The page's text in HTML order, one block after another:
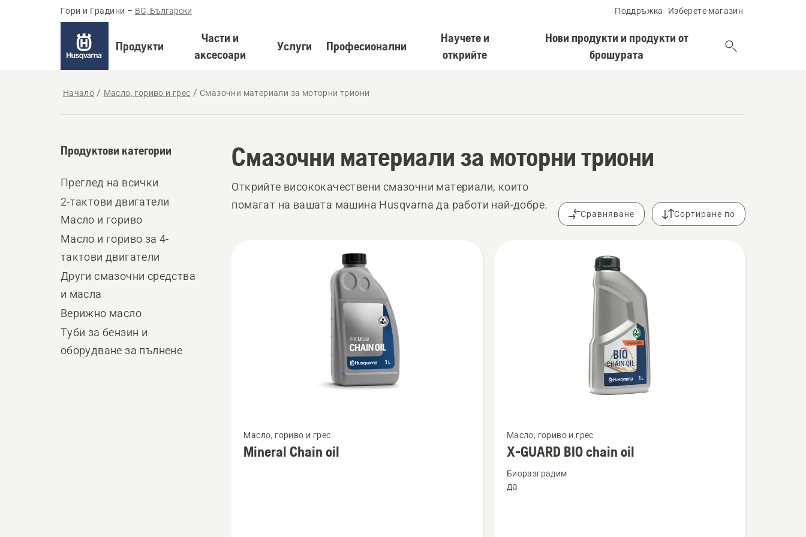
Гори и Градини – BG, Български Поддръжка Изберете магазин
Продукти
Части и
аксесоари
Услуги Професионални
Научете и
открийте
Нови продукти и продукти от
брошурата
Начало Масло, гориво и грес Смазочни материали за моторни триони
Смазочни материали за моторни триони
Продуктови категории
Преглед на всички
2-тактови двигатели
Масло и гориво
Масло и гориво за 4-
тактови двигатели
Други смазочни средства
и масла
Верижно масло
Туби за бензин и
оборудване за пълнене
Открийте висококачествени смазочни материали, които
помагат на вашата машина Husqvarna да работи най-добре.
Сравняване Сортиране по
повече
подробности
Масло, гориво и грес
Mineral Chain oil
повече
подробности
Масло, гориво и грес
X-GUARD BIO chain oil
Биоразградим
да